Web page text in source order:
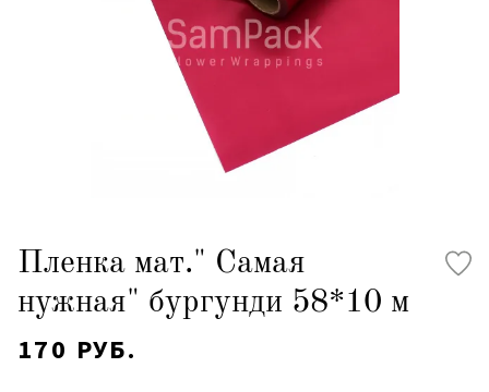
Пленка мат." Самая
нужная" бургунди 58*10 м
170 РУБ.